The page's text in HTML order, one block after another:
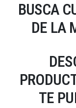
BUSCA
DE LA
TE